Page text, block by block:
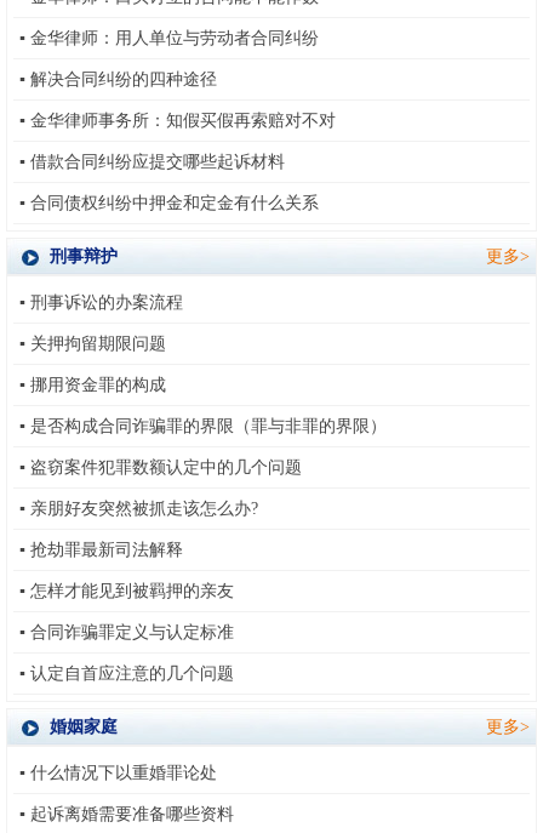
▪ 金华律师：用人单位与劳动者合同纠纷
▪ 解决合同纠纷的四种途径
▪ 金华律师事务所：知假买假再索赔对不对
▪ 借款合同纠纷应提交哪些起诉材料
▪ 合同债权纠纷中押金和定金有什么关系
更多>
刑事辩护
▪ 刑事诉讼的办案流程
▪ 关押拘留期限问题
▪ 挪用资金罪的构成
▪ 是否构成合同诈骗罪的界限（罪与非罪的界限）
▪ 盗窃案件犯罪数额认定中的几个问题
▪ 亲朋好友突然被抓走该怎么办?
▪ 抢劫罪最新司法解释
▪ 怎样才能见到被羁押的亲友
▪ 合同诈骗罪定义与认定标准
▪ 认定自首应注意的几个问题
更多>
婚姻家庭
▪ 什么情况下以重婚罪论处
▪ 起诉离婚需要准备哪些资料